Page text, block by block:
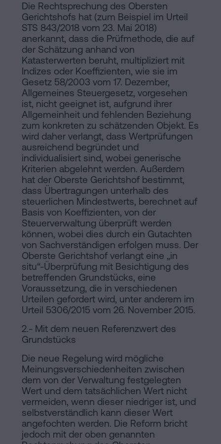
Die Rechtsprechung des Obersten
Gerichtshofs hat (zum Beispiel im Urteil
STS 843/2018 vom 23. Mai 2018)
anerkannt, dass die Prüfmethode, die auf
der Schätzung anhand von
Katasterwerten beruht, multipliziert mit
Indizes oder Koeffizienten, wie sie im
Gesetz 58/2003 vom 17. Dezember,
Allgemeines Steuergesetz, vorgesehen
ist, nicht geeignet ist, aufgrund ihrer
Allgemeinheit und fehlenden Beziehung
zum konkreten zu schätzenden Objekt. Es
wird daher verlangt, dass Wertprüfungen
ausreichend begründet und
individualisiert sind, wobei generische
Kriterien abgelehnt werden. Außerdem
hat der Oberste Gerichtshof bestimmt,
dass Übertragungen unterhalb des
steuerlichen Mindestwerts, berechnet auf
Basis von Koeffizienten, von der
Steuerverwaltung überprüft werden
können, wobei dies durch ein Gutachten
von Sachverständigen erfolgen muss. Der
Oberste Gerichtshof verlangt eine „in
situ“-Überprüfung mit Besichtigung des
betreffenden Grundstücks, eine
Voraussetzung, die in verschiedenen
Urteilen gefordert wird, unter anderem im
Urteil 5306/2015 vom 26. November 2015.
2.- Mit dem neuen Referenzwert des
Grundstücks
Die neue Regelung wird mögliche
Meinungsverschiedenheiten zwischen
dem von der Verwaltung festgelegten
Wert und dem tatsächlichen Wert nicht
vermeiden, wenn dieser niedriger ist, und
selbstverständlich kann dieser Wert
angefochten werden. Die Reform bricht
jedoch mit der oben genannten